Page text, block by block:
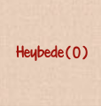
0
Heybede